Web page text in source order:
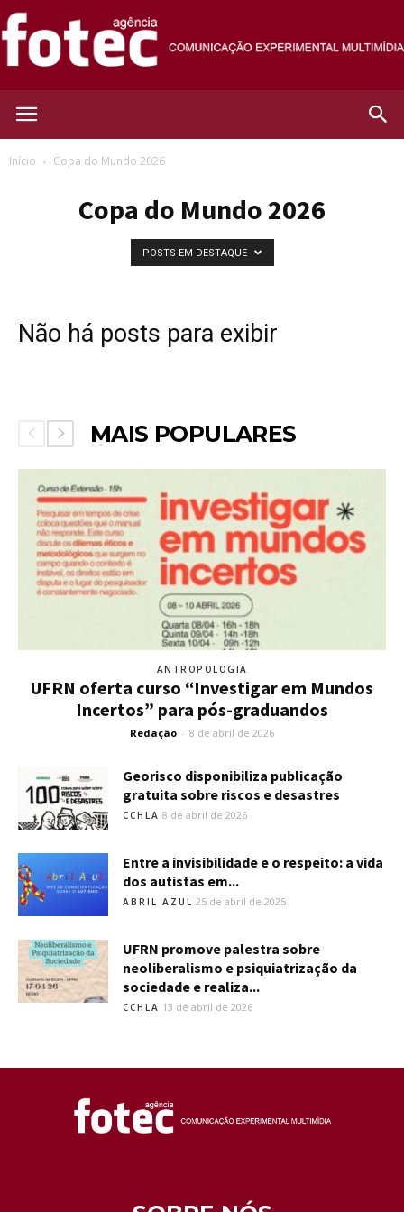
Fotec
Início Copa do Mundo 2026
Copa do Mundo 2026
POSTS EM DESTAQUE
Não há posts para exibir
MAIS POPULARES
ANTROPOLOGIA
UFRN oferta curso “Investigar em Mundos
Incertos” para pós-graduandos
Redação - 8 de abril de 2026
Georisco disponibiliza publicação
gratuita sobre riscos e desastres
CCHLA 8 de abril de 2026
Entre a invisibilidade e o respeito: a vida
dos autistas em...
ABRIL AZUL 25 de abril de 2025
UFRN promove palestra sobre
neoliberalismo e psiquiatrização da
sociedade e realiza...
CCHLA 13 de abril de 2026